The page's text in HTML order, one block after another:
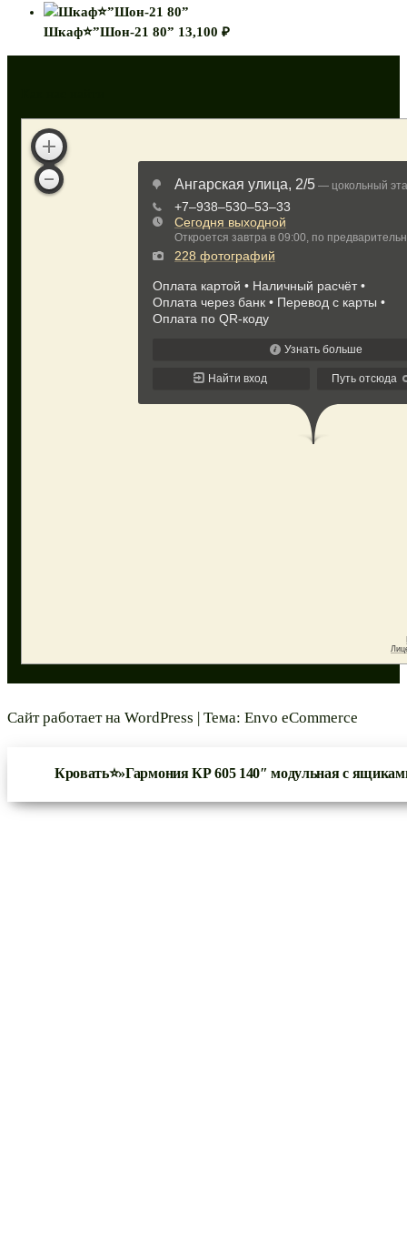
Шкаф⭐”Шон-21 80” 13,100 ₽
Сайт работает на WordPress | Тема: Envo eCommerce
Кровать⭐»Гармония КР 605 140″ модульная с